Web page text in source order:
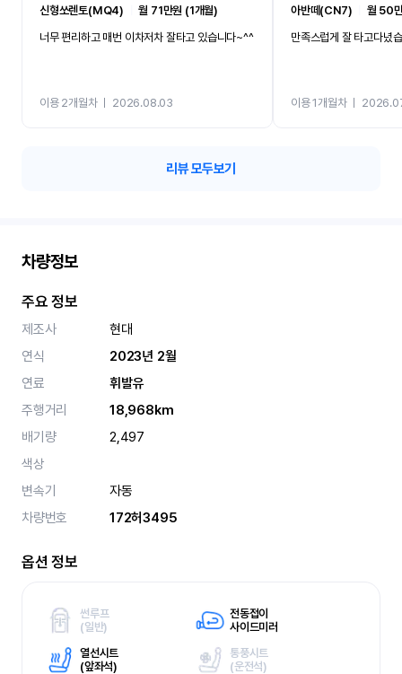
신형쏘렌토(MQ4) ㅣ월 71만원 (1개월)
너무 편리하고 매번 이차저차 잘타고 있습니다~^^
이용 2개월차ㅣ 2026.08.03
아반떼(CN7)
월 50
만족스럽게 잘 타고다녔
이용 1개월차ㅣ
리뷰 모두보기
차량정보
주요 정보
제조사
현대
연식
2023년 2월
연료
휘발유
주행거리
18,968km
배기량
2,497
색상
변속기
자동
차량번호
172허3495
옵션 정보
썬루프
(일반)
전동접이
사이드미러
열선시트
(앞좌석)
통풍시트
(운전석)